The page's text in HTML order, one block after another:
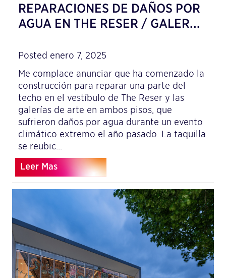
REPARACIONES DE DAÑOS POR
AGUA EN THE RESER / GALER...
Posted enero 7, 2025
Me complace anunciar que ha comenzado la
construcción para reparar una parte del
techo en el vestíbulo de The Reser y las
galerías de arte en ambos pisos, que
sufrieron daños por agua durante un evento
climático extremo el año pasado. La taquilla
se reubic...
Leer Mas